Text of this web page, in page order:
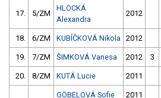
17. 5/ZM
HLOCKÁ
Alexandra
2012
18. 6/ZM KUBÍČKOVÁ Nikola 2012
19. 7/ZM ŠIMKOVÁ Vanesa 2012 3
20. 8/ZM KUTÁ Lucie 2011
GÖBELOVÁ Sofie 2011